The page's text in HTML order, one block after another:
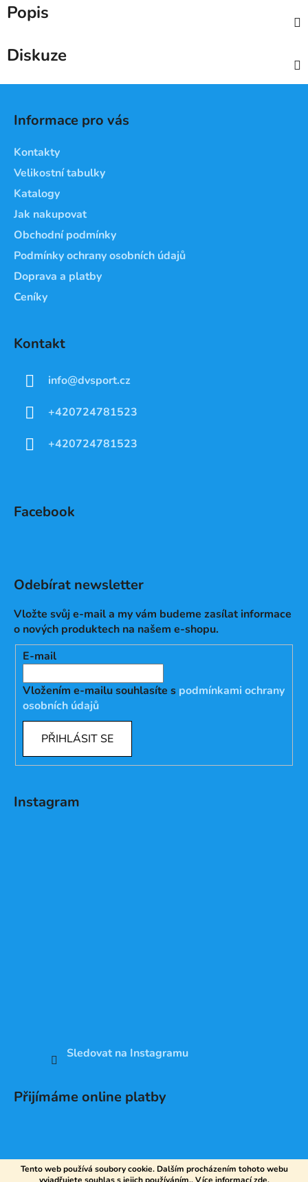
Tento web používá soubory cookie. Dalším procházením tohoto webu
Popis
Diskuze
Informace pro vás
Kontakty
Velikostní tabulky
Katalogy
Jak nakupovat
Obchodní podmínky
Podmínky ochrany osobních údajů
Doprava a platby
Ceníky
Kontakt
info@dvsport.cz
+420724781523
+420724781523
Facebook
Odebírat newsletter
Vložte svůj e-mail a my vám budeme zasílat informace
o nových produktech na našem e-shopu.
E-mail
Vložením e-mailu souhlasíte s podmínkami ochrany
osobních údajů
PŘIHLÁSIT SE
Instagram
Sledovat na Instagramu
Přijímáme online platby